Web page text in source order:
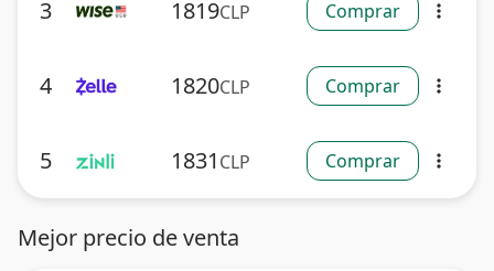
3 1819CLP Comprar more_vert
4 1820CLP Comprar more_vert
5 1831 CLP Comprar more_vert
Mejor precio de venta